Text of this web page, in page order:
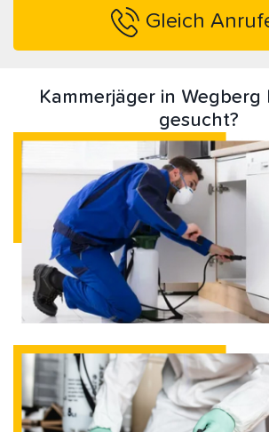
Gleich
Kammerjäger in
gesucht?